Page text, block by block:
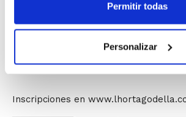
Permitir todas
Personalizar
La actividad se celebrará el 30 de
prácticas para los alumnos/as de los
Entrenador FBCV.
Inscripciones en